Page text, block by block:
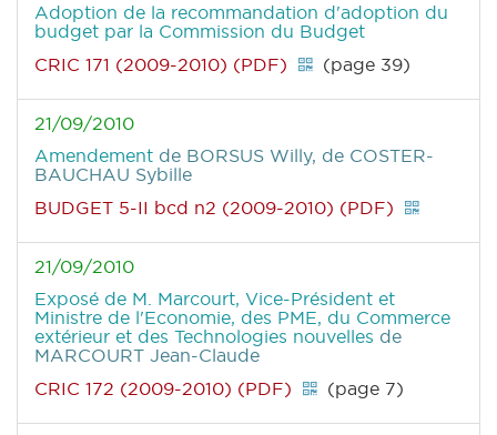
Adoption de la recommandation d'adoption du
budget par la Commission du Budget
CRIC 171 (2009-2010) (PDF)
(page 39)
21/09/2010
Amendement de BORSUS Willy, de COSTER-
BAUCHAU Sybille
BUDGET 5-II bcd n2 (2009-2010) (PDF)
21/09/2010
Exposé de M. Marcourt, Vice-Président et
Ministre de l'Economie, des PME, du Commerce
extérieur et des Technologies nouvelles de
MARCOURT Jean-Claude
CRIC 172 (2009-2010) (PDF)
(page 7)